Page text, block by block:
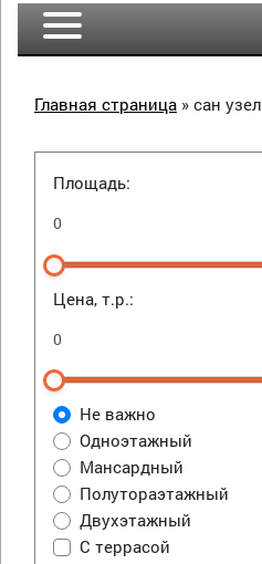
Главная страница » сан узел
Площадь:
Цена, т.р.:
Не важно
Одноэтажный
Мансардный
Полутораэтажный
Двухэтажный
С террасой